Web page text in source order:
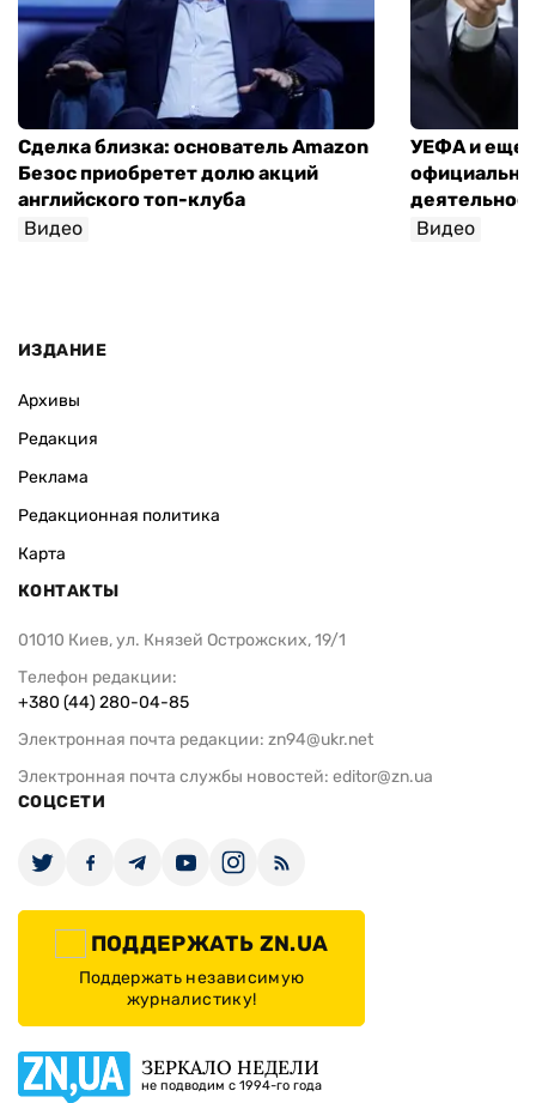
Сделка близка: основатель Amazon
Безос приобретет долю акций
английского топ-клуба
Видео
УЕФА и еще
официально
Видео
ИЗДАНИЕ
Архивы
Редакция
Реклама
Редакционная политика
Карта
КОНТАКТЫ
01010 Киев, ул. Князей Острожских, 19/1
Телефон редакции:
+380 (44) 280-04-85
Электронная почта редакции: zn94@ukr.net
Электронная почта службы новостей: editor@zn.ua
СОЦСЕТИ
ПОДДЕРЖАТЬ ZN.UA
Поддержать независимую
журналистику!
ЗЕРКАЛО НЕДЕЛИ
не подводим с 1994-го года